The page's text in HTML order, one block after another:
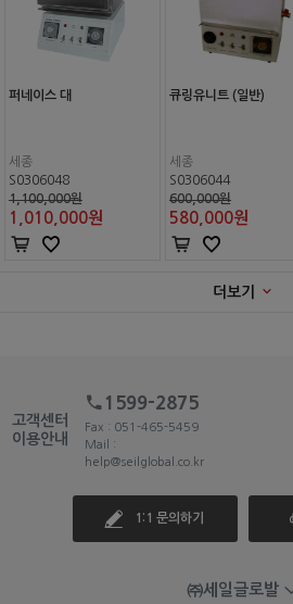
퍼네이스 대
세종
S0306048
1,100,000원
1,010,000원
큐링유니트 (일반)
세종
S0306044
600,000원
580,000원
더보기
고객센터
이용안내
1599-2875
Fax : 051-465-5459
Mail :
help@seilglobal.co.kr
1:1 문의하기
㈜세일글로발